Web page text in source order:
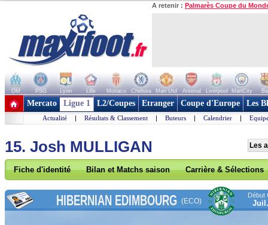
A retenir : Palmarès Coupe du
OM PSG Lyon Lille Monaco Chelsea Man Utd Arsenal Liverpool ManCity
+ de clubs
Mercato Ligue 1 L2/Coupes Etranger Coupe d'Europe Les
Actualité | Résultats & Classement | Buteurs | Calendrier |
15. Josh MULLIGAN Les
Fiche d'identité Bilan et Matchs saison Carrière & Sélections
HIBERNIAN EDIMBOURG (ECO)
Début